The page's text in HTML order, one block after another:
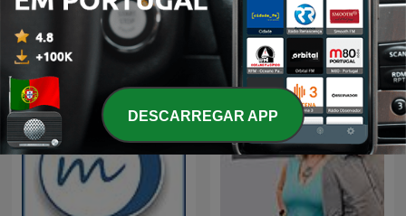
A Grande Provocadora Tempo ao Tempo
DESCARREGAR APP